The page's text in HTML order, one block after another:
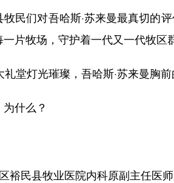
们对吾哈斯·苏来曼最真切的
片牧场，守护着一代又一代牧区
灯光璀璨，吾哈斯·苏来曼胸前
什么？
民县牧业医院内科原副主任医师